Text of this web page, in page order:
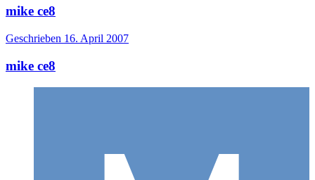
mike ce8
Geschrieben 16. April 2007
mike ce8